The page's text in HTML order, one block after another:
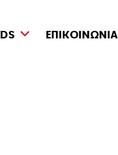
ΕΠΙΚΟΙΝΩΝΙΑ